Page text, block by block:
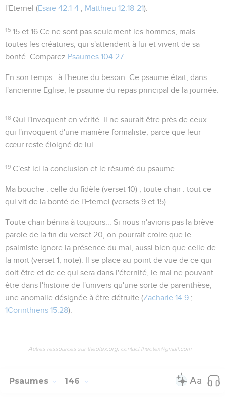
l'Eternel (Esaïe 42.1-4 ; Matthieu 12.18-21).
15 15 et 16 Ce ne sont pas seulement les hommes, mais
toutes les créatures, qui s'attendent à lui et vivent de sa
bonté. Comparez Psaumes 104.27
En son temps : à l'heure du besoin. Ce psaume était, dans
l'ancienne Eglise, le psaume du repas principal de la journée.
18 Qui l'invoquent en vérité . Il ne saurait être près de ceux
qui l'invoquent d'une manière formaliste, parce que leur
cœur reste éloigné de lui.
19 C'est ici la conclusion et le résumé du psaume.
Ma bouche : celle du fidèle (verset 10) ; toute chair : tout ce
qui vit de la bonté de l'Eternel (versets 9 et 15).
Toute chair bénira à toujours...
Si nous n'avions pas la brève
parole de la fin du verset 20, on pourrait croire que le
psalmiste ignore la présence du mal, aussi bien que celle de
la mort (verset 1, note). Il se place au point de vue de ce qui
doit être et de ce qui sera dans l'éternité, le mal ne pouvant
être dans l'histoire de l'univers qu'une sorte de parenthèse,
une anomalie désignée à être détruite (Zacharie 14.9 ;
1Corinthiens 15.28).
Autres ressources sur theotex.org, contact theotex@gmail.com
Psaumes 146